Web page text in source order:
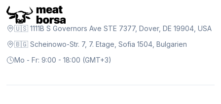
🇺🇸 1111B S Governors Ave STE 7377, Dover, DE 19904, USA
🇧🇬 Scheinowo-Str. 7, 7. Etage, Sofia 1504, Bulgarien
Mo - Fr: 9:00 - 18:00 (GMT+3)